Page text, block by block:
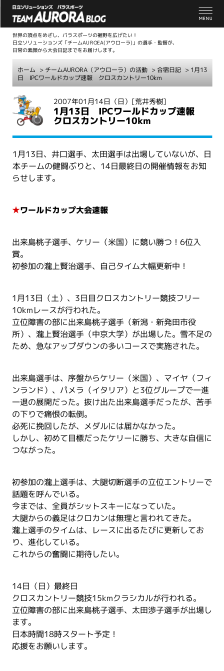
世界の頂点をめざし、パラスポーツの裾野を広げたい！
日立ソリューションズ「チームAUROEA(アウローラ)」の選手・監督が、
日常の素顔から大会日記までをお届けします。
ホーム > チームAURORA（アウローラ）の活動 >合宿日記 > 1月13
日 IPCワールドカップ速報 クロスカントリー10km
2007年01月14日（日） [荒井秀樹]
1月13日 IPCワールドカップ速報
クロスカントリー10km
1月13日、井口選手、太田選手は出場していないが、日
本チームの健闘ぶりと、14日最終日の開催情報をお知
らせします。
★ワールドカップ大会速報
出来島桃子選手、ケリー（米国）に競い勝つ！6位入
賞。
初参加の瀧上賢治選手、自己タイム大幅更新中！
1月13日（土）、3日目クロスカントリー競技フリー
10kmレースが行われた。
立位障害の部に出来島桃子選手（新潟・新発田市役
所）、瀧上賢治選手（中京大学）が出場した。雪不足の
ため、急なアップダウンの多いコースで実施された。
出来島選手は、序盤からケリー（米国）、マイヤ（フィ
ンランド）、パメラ（イタリア）と3位グループで一進
一退の展開だった。抜け出た出来島選手だったが、苦手
の下りで痛恨の転倒。
必死に挽回したが、メダルには届かなかった。
しかし、初めて目標だったケリーに勝ち、大きな自信に
つながった。
初参加の瀧上選手は、大腿切断選手の立位エントリーで
話題を呼んでいる。
今までは、全員がシットスキーになっていた。
大腿からの義足はクロカンは無理と言われてきた。
瀧上選手のタイムは、レースに出るたびに更新してお
り、進化している。
これからの奮闘に期待したい。
14日（日）最終日
クロスカントリー競技15kmクラシカルが行われる。
立位障害の部に出来島桃子選手、太田渉子選手が出場し
ます。
日本時間18時スタート予定！
応援をお願いします。